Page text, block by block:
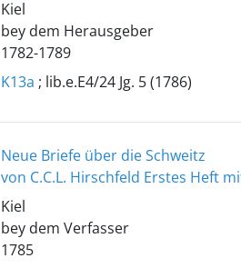
Kiel
bey dem Herausgeber
1782-1789
K13a ; lib.e.E4/24 Jg. 5 (1786)
Neue Briefe über die Schweitz
von C.C.L. Hirschfeld Erstes Heft
Kiel
bey dem Verfasser
1785